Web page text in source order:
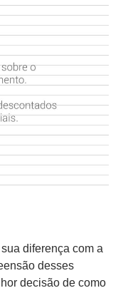
diferença com a
desses
decisão de como